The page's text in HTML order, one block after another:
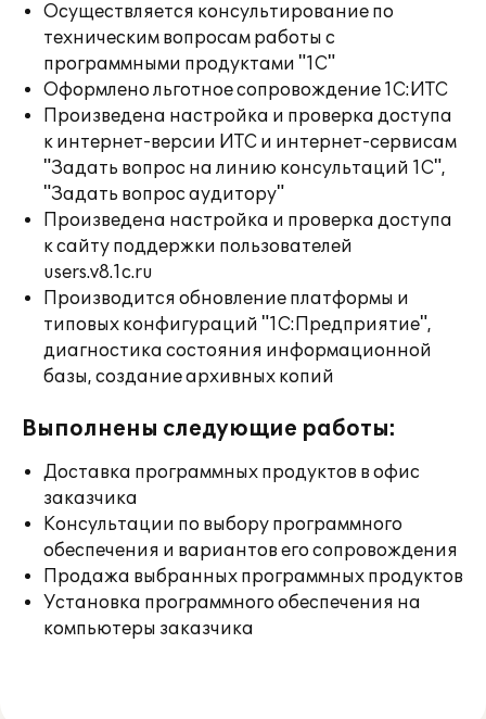
Осуществляется консультирование по
техническим вопросам работы с
программными продуктами "1С"
Оформлено льготное сопровождение 1С:ИТС
Произведена настройка и проверка доступа
к интернет-версии ИТС и интернет-сервисам
"Задать вопрос на линию консультаций 1С",
"Задать вопрос аудитору"
Произведена настройка и проверка доступа
к сайту поддержки пользователей
users.v8.1c.ru
Производится обновление платформы и
типовых конфигураций "1С:Предприятие",
диагностика состояния информационной
базы, создание архивных копий
Выполнены следующие работы:
Доставка программных продуктов в офис
заказчика
Консультации по выбору программного
обеспечения и вариантов его сопровождения
Продажа выбранных программных продуктов
Установка программного обеспечения на
компьютеры заказчика